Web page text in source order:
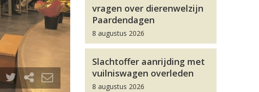
vragen over dierenwelzijn
Paardendagen
8 augustus 2026
Slachtoffer aanrijding met
vuilniswagen overleden
8 augustus 2026